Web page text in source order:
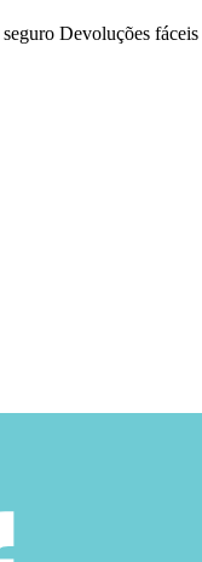
Devoluções fáceis